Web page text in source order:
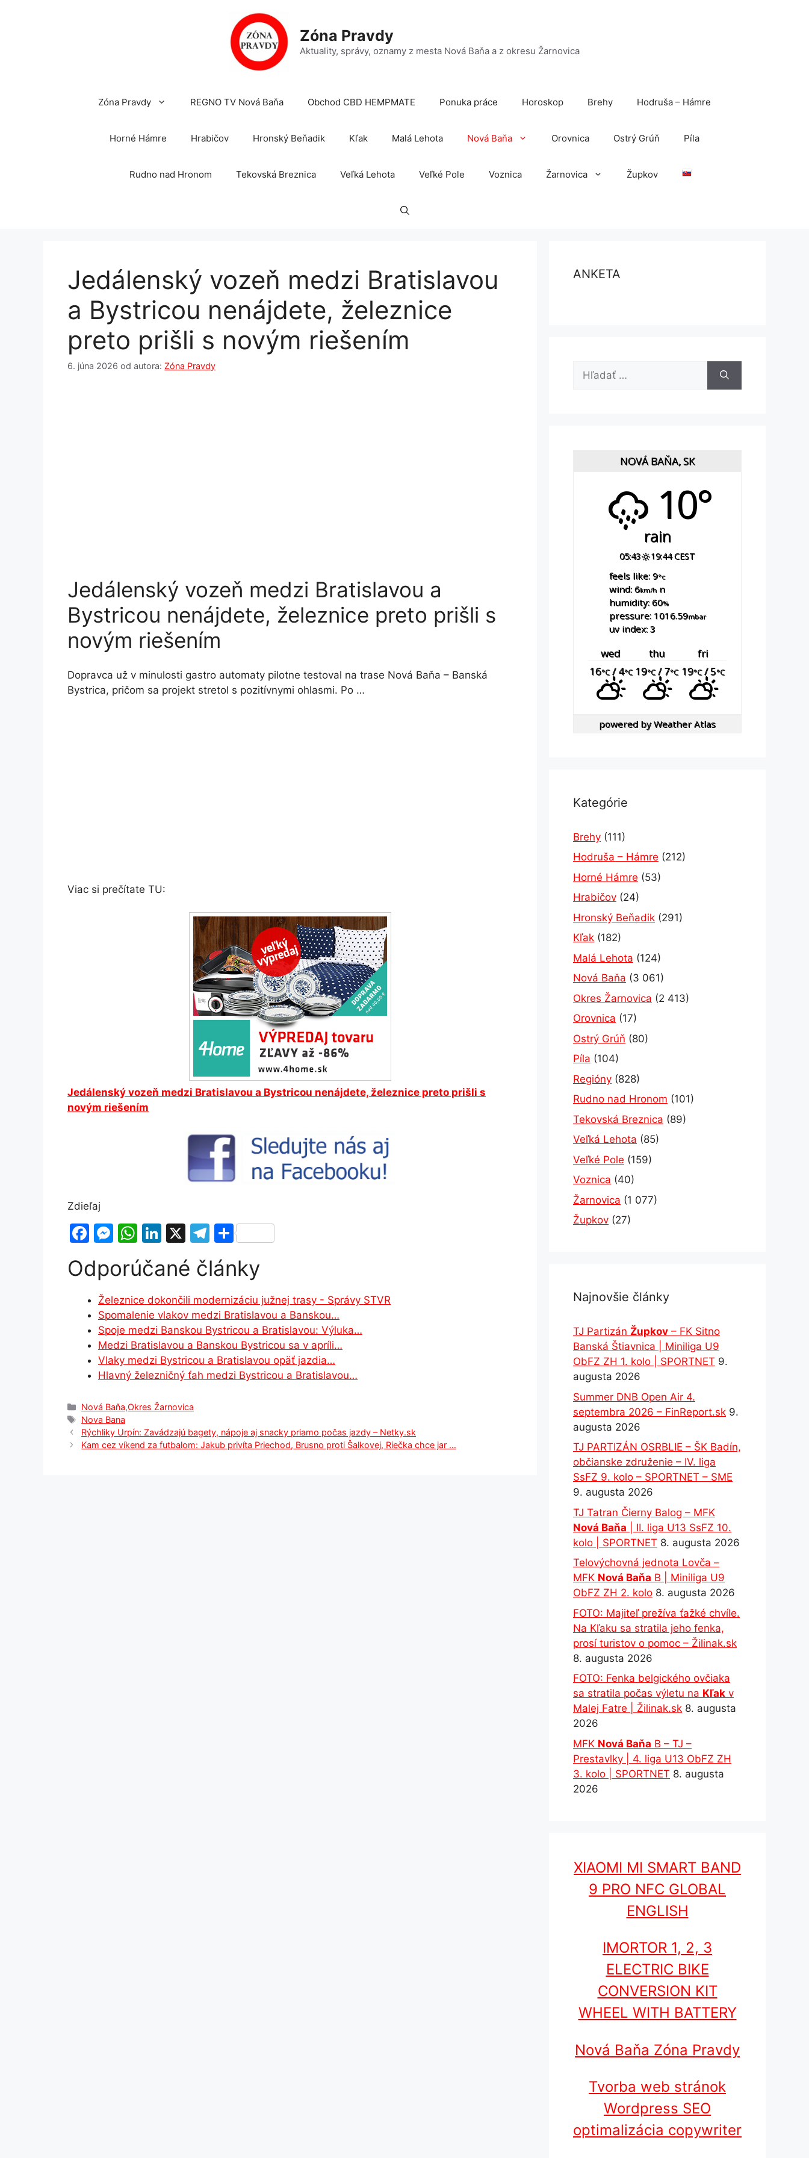
Zóna Pravdy
Aktuality, správy, oznamy z mesta Nová Baňa a z okresu Žarnovica
Zóna Pravdy REGNO TV Nová Baňa Obchod CBD HEMPMATE Ponuka práce Horoskop Brehy Hodruša – Hámre
Horné Hámre Hrabičov Hronský Beňadik Kľak Malá Lehota Nová Baňa Orovnica Ostrý Grúň Píla
Rudno nad Hronom Tekovská Breznica Veľká Lehota Veľké Pole Voznica Žarnovica Župkov
Jedálenský vozeň medzi Bratislavou
a Bystricou nenájdete, železnice
preto prišli s novým riešením
6. júna 2026 od autora: Zóna Pravdy
Jedálenský vozeň medzi Bratislavou a
Bystricou nenájdete, železnice preto prišli s
novým riešením
Dopravca už v minulosti gastro automaty pilotne testoval na trase Nová Baňa – Banská
Bystrica, pričom sa projekt stretol s pozitívnymi ohlasmi. Po …
Viac si prečítate TU:
Jedálenský vozeň medzi Bratislavou a Bystricou nenájdete, železnice preto prišli s
novým riešením
Zdieľaj
F
c
e
b
o
o
k
M
s
e
n
g
er
W
at
A
p
p
Li
k
e
dI
n
X
T
e
gr
a
m
S
ar
e
Odporúčané články
Železnice dokončili modernizáciu južnej trasy - Správy STVR
Spomalenie vlakov medzi Bratislavou a Banskou…
Spoje medzi Banskou Bystricou a Bratislavou: Výluka…
Medzi Bratislavou a Banskou Bystricou sa v apríli…
Vlaky medzi Bystricou a Bratislavou opäť jazdia…
Hlavný železničný ťah medzi Bystricou a Bratislavou…
Kategórie
Nová Baňa,Okres Žarnovica
Značky
Nova Bana
Rýchliky Urpín: Zavádzajú bagety, nápoje aj snacky priamo počas jazdy – Netky.sk
Kam cez víkend za futbalom: Jakub privíta Priechod, Brusno proti Šalkovej, Riečka chce jar …
ANKETA
Hľadať:
NOVÁ BAŇA, SK
10°
rain
05:43 19:44 CEST
feels like: 9°c
wind: 6km/hn
humidity: 60%
pressure: 1016.59mbar
uv index: 3
wed thu
fri
16°C/ 4°C 19°C/ 7°C 19°C/ 5°C
powered byWeather Atlas
Kategórie
Brehy (111)
Hodruša – Hámre (212)
Horné Hámre (53)
Hrabičov (24)
Hronský Beňadik (291)
Kľak (182)
Malá Lehota (124)
Nová Baňa (3 061)
Okres Žarnovica (2 413)
Orovnica (17)
Ostrý Grúň (80)
Píla (104)
Regióny (828)
Rudno nad Hronom (101)
Tekovská Breznica (89)
Veľká Lehota (85)
Veľké Pole (159)
Voznica (40)
Žarnovica (1 077)
Župkov (27)
Najnovšie články
TJ Partizán Župkov – FK Sitno
Banská Štiavnica | Miniliga U9
ObFZ ZH 1. kolo | SPORTNET 9.
augusta 2026
Summer DNB Open Air 4.
septembra 2026 – FinReport.sk 9.
augusta 2026
TJ PARTIZÁN OSRBLIE – ŠK Badín,
občianske združenie – IV. liga
SsFZ 9. kolo – SPORTNET – SME
9. augusta 2026
TJ Tatran Čierny Balog – MFK
Nová Baňa | II. liga U13 SsFZ 10.
kolo | SPORTNET 8. augusta 2026
Telovýchovná jednota Lovča –
MFK Nová Baňa B | Miniliga U9
ObFZ ZH 2. kolo 8. augusta 2026
FOTO: Majiteľ prežíva ťažké chvíle.
Na Kľaku sa stratila jeho fenka,
prosí turistov o pomoc – Žilinak.sk
8. augusta 2026
FOTO: Fenka belgického ovčiaka
sa stratila počas výletu na Kľak v
Malej Fatre | Žilinak.sk 8. augusta
2026
MFK Nová Baňa B – TJ –
Prestavlky | 4. liga U13 ObFZ ZH
3. kolo | SPORTNET 8. augusta
2026
XIAOMI MI SMART BAND
9 PRO NFC GLOBAL
ENGLISH
IMORTOR 1, 2, 3
ELECTRIC BIKE
CONVERSION KIT
WHEEL WITH BATTERY
Nová Baňa Zóna Pravdy
Tvorba web stránok
Wordpress SEO
optimalizácia copywriter